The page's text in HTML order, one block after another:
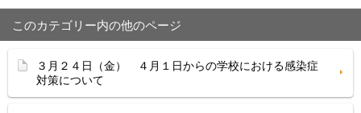
このカテゴリー内の他のページ
３月２４日（金） ４月１日からの学校における感染症
対策について